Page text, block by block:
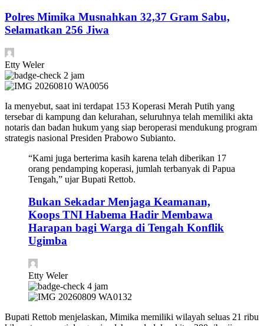
Polres Mimika Musnahkan 32,37 Gram Sabu,
Selamatkan 256 Jiwa
Etty Weler
2 jam
Ia menyebut, saat ini terdapat 153 Koperasi Merah Putih yang
tersebar di kampung dan kelurahan, seluruhnya telah memiliki akta
notaris dan badan hukum yang siap beroperasi mendukung program
strategis nasional Presiden Prabowo Subianto.
“Kami juga berterima kasih karena telah diberikan 17
orang pendamping koperasi, jumlah terbanyak di Papua
Tengah,” ujar Bupati Rettob.
Bukan Sekadar Menjaga Keamanan,
Koops TNI Habema Hadir Membawa
Harapan bagi Warga di Tengah Konflik
Ugimba
Etty Weler
4 jam
Bupati Rettob menjelaskan, Mimika memiliki wilayah seluas 21 ribu